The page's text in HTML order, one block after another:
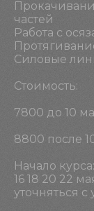
частей
Работа с
Силовые
Стоимость:
7800 до 10
8800 после
Начало
16 18 20 22
уточняться с
для организаторов
ВК
наши соцсети
+7 904